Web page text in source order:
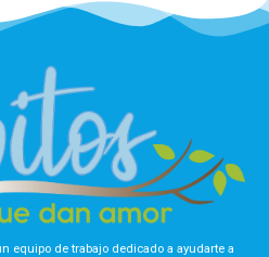
equipo de trabajo dedicado a ayudarte a